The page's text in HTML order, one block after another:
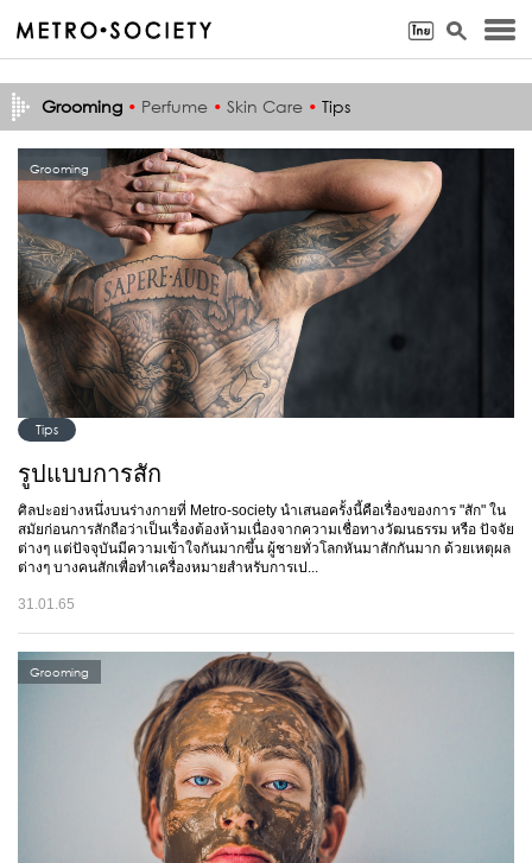
Grooming • Perfume • Skin Care • Tips
Grooming
Tips
รูปแบบการสัก
ศิลปะอย่างหนึ่งบนร่างกายที่ Metro-society นำเสนอครั้งนี้คือเรื่องของการ "สัก" ใน
สมัยก่อนการสักถือว่าเป็นเรื่องต้องห้ามเนื่องจากความเชื่อทางวัฒนธรรม หรือ ปัจจัย
ต่างๆ แต่ปัจจุบันมีความเข้าใจกันมากขึ้น ผู้ชายทั่วโลกหันมาสักกันมาก ด้วยเหตุผล
ต่างๆ บางคนสักเพื่อทำเครื่องหมายสำหรับการเป...
31.01.65
Grooming